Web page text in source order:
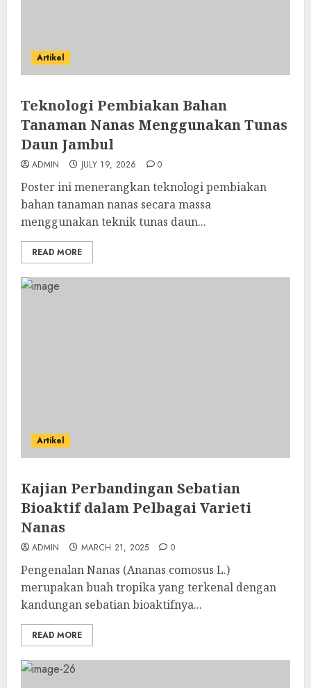
Artikel
Teknologi Pembiakan Bahan
Tanaman Nanas Menggunakan Tunas
Daun Jambul
ADMIN JULY 19, 2026 0
Poster ini menerangkan teknologi pembiakan
bahan tanaman nanas secara massa
menggunakan teknik tunas daun...
READ MORE
Artikel
Kajian Perbandingan Sebatian
Bioaktif dalam Pelbagai Varieti
Nanas
ADMIN MARCH 21, 2025 0
Pengenalan Nanas (Ananas comosus L.)
merupakan buah tropika yang terkenal dengan
kandungan sebatian bioaktifnya...
READ MORE